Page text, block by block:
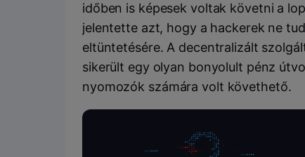
időben is képesek voltak követni a
jelentette azt, hogy a hackerek ne
eltüntetésére. A decentralizált
sikerült egy olyan bonyolult pénz
nyomozók számára volt követhető.